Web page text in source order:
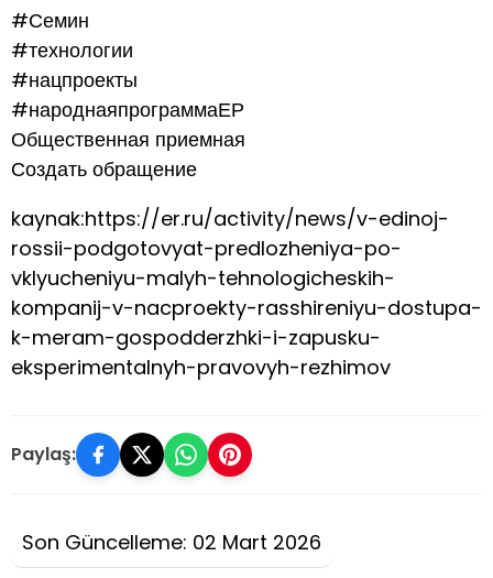
#Семин
#технологии
#нацпроекты
#народнаяпрограммаЕР
Общественная приемная
Создать обращение
kaynak:https://er.ru/activity/news/v-edinoj-
rossii-podgotovyat-predlozheniya-po-
vklyucheniyu-malyh-tehnologicheskih-
kompanij-v-nacproekty-rasshireniyu-dostupa-
k-meram-gospodderzhki-i-zapusku-
eksperimentalnyh-pravovyh-rezhimov
Paylaş:
Son Güncelleme: 02 Mart 2026